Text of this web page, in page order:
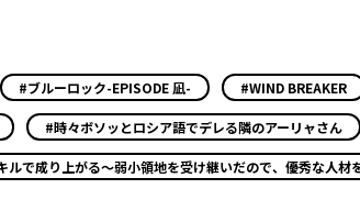
#ブルーロック-EPISODE 凪- #WIND BREAKER
#時々ボソッとロシア語でデレる隣のアーリャさん
ルで成り上がる～弱小領地を受け継いだので、優秀な人材